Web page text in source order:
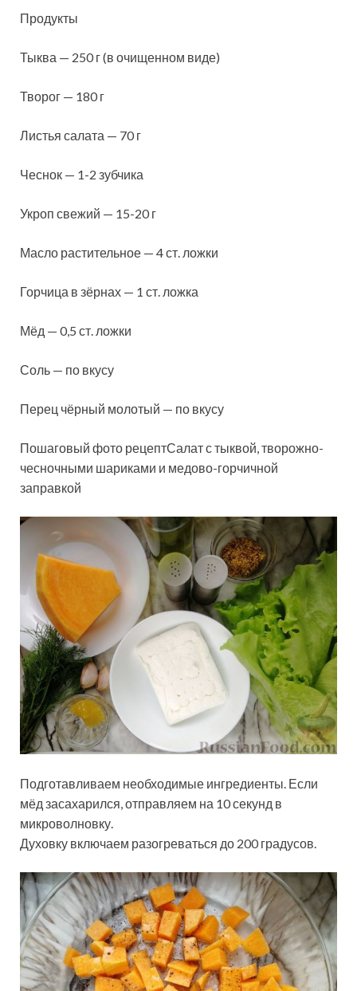
Продукты
Тыква — 250 г (в очищенном виде)
Творог — 180 г
Листья салата — 70 г
Чеснок — 1-2 зубчика
Укроп свежий — 15-20 г
Масло растительное — 4 ст. ложки
Горчица в зёрнах — 1 ст. ложка
Мёд — 0,5 ст. ложки
Соль — по вкусу
Перец чёрный молотый — по вкусу
Пошаговый фото рецептСалат с тыквой, творожно-
чесночными шариками и медово-горчичной
заправкой
Подготавливаем необходимые ингредиенты. Если
мёд засахарился, отправляем на 10 секунд в
микроволновку.
Духовку включаем разогреваться до 200 градусов.